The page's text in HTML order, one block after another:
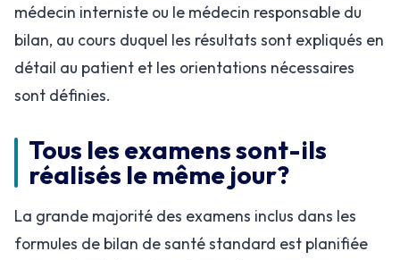
médecin interniste ou le médecin responsable du
bilan, au cours duquel les résultats sont expliqués en
détail au patient et les orientations nécessaires
sont définies.
Tous les examens sont-ils
réalisés le même jour?
La grande majorité des examens inclus dans les
formules de bilan de santé standard est planifiée